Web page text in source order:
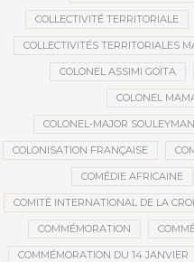
COLLECTIVITÉ TERRITORIALE
COLLECTIVITÉS TERRITORIALES
COLONEL ASSIMI GOÏTA
COLONEL
COLONEL-MAJOR
COLONISATION FRANÇAISE
COMÉDIE AFRICAINE
COMITÉ INTERNATIONAL DE LA
COMMÉMORATION
COMMÉMORATION DU 14 JANVIER